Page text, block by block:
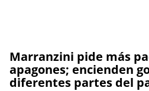
Marranzini pide más
apagones; encienden
diferentes partes del